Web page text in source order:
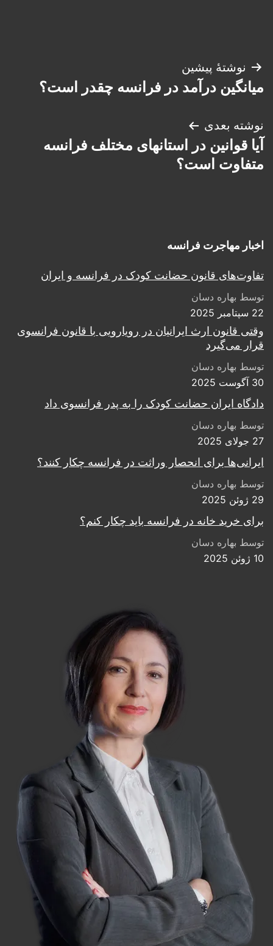
راهبری
نوشته
نوشتهٔ پیشین
میانگین درآمد در فرانسه چقدر است؟
نوشته بعدی
آیا قوانین در استانهای مختلف فرانسه
متفاوت است؟
اخبار مهاجرت فرانسه
تفاوت‌های قانون حضانت کودک در فرانسه و ایران
توسط بهاره دسان
22 سپتامبر 2025
وقتی قانون ارث ایرانیان در رویارویی با قانون فرانسوی
قرار می‌گیرد
توسط بهاره دسان
30 آگوست 2025
دادگاه ایران حضانت کودک را به پدر فرانسوی داد
توسط بهاره دسان
27 جولای 2025
ایرانی‌ها برای انحصار وراثت در فرانسه چکار کنند؟
توسط بهاره دسان
29 ژوئن 2025
برای خرید خانه در فرانسه باید چکار کنم؟
توسط بهاره دسان
10 ژوئن 2025